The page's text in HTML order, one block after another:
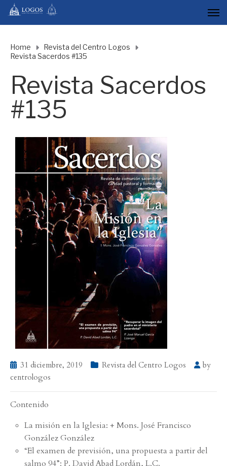
Home
Revista del Centro Logos
Revista Sacerdos #135
Revista Sacerdos
#135
31 diciembre, 2019 Revista del Centro Logos
by
centrologos
Contenido
La misión en la Iglesia: + Mons. José Francisco
González González
“El examen de previsión, una propuesta a partir del
salmo 94”: P. David Abad Lordán, L.C.